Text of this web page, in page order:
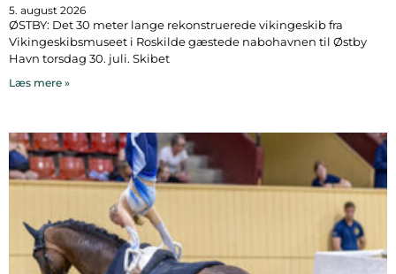
5. august 2026
ØSTBY: Det 30 meter lange rekonstruerede vikingeskib fra
Vikingeskibsmuseet i Roskilde gæstede nabohavnen til Østby
Havn torsdag 30. juli. Skibet
Læs mere »